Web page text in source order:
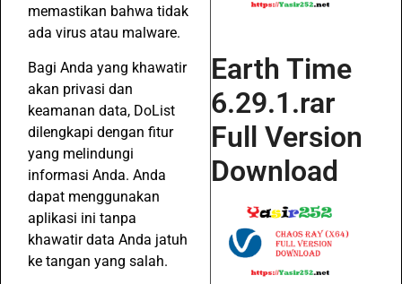
memastikan bahwa tidak
ada virus atau malware.
Bagi Anda yang khawatir
akan privasi dan
keamanan data, DoList
dilengkapi dengan fitur
yang melindungi
informasi Anda. Anda
dapat menggunakan
aplikasi ini tanpa
khawatir data Anda jatuh
ke tangan yang salah.
Earth Time
6.29.1.rar
Full Version
Download